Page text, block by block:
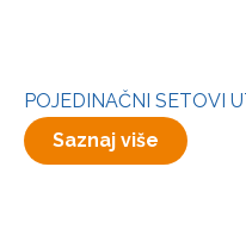
POJEDINAČNI SETOVI
Saznaj više